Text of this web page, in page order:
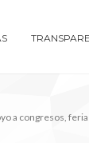
a congresos,